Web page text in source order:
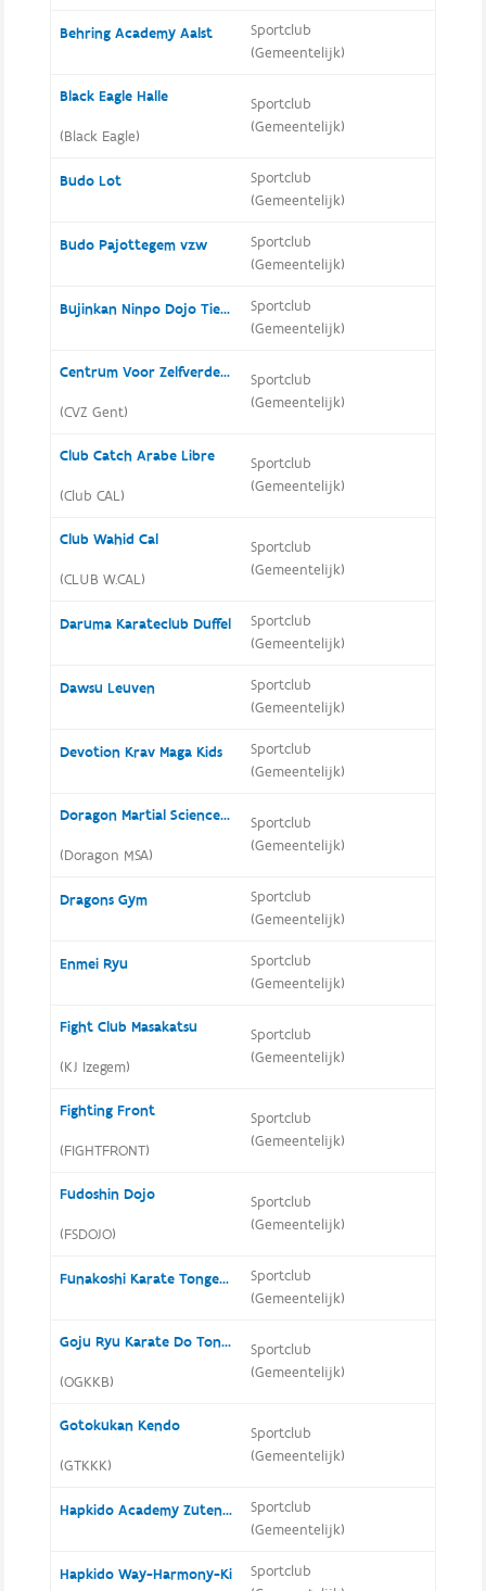
Behring Academy Aalst
Sportclub
(Gemeentelijk)
Black Eagle Halle
(Black Eagle)
Sportclub
(Gemeentelijk)
Budo Lot
Sportclub
(Gemeentelijk)
Budo Pajottegem vzw
Sportclub
(Gemeentelijk)
Bujinkan Ninpo Dojo Tienen
Sportclub
(Gemeentelijk)
Centrum Voor Zelfverdediging Gent (CVZ Gent)
(CVZ Gent)
Sportclub
(Gemeentelijk)
Club Catch Arabe Libre
(Club CAL)
Sportclub
(Gemeentelijk)
Club Wahid Cal
(CLUB W.CAL)
Sportclub
(Gemeentelijk)
Daruma Karateclub Duffel
Sportclub
(Gemeentelijk)
Dawsu Leuven
Sportclub
(Gemeentelijk)
Devotion Krav Maga Kids
Sportclub
(Gemeentelijk)
Doragon Martial Science Academy (Doragon MSA)
(Doragon MSA)
Sportclub
(Gemeentelijk)
Dragons Gym
Sportclub
(Gemeentelijk)
Enmei Ryu
Sportclub
(Gemeentelijk)
Fight Club Masakatsu
(KJ Izegem)
Sportclub
(Gemeentelijk)
Fighting Front
(FIGHTFRONT)
Sportclub
(Gemeentelijk)
Fudoshin Dojo
(FSDOJO)
Sportclub
(Gemeentelijk)
Funakoshi Karate Tongerlo
Sportclub
(Gemeentelijk)
Goju Ryu Karate Do Tongeren
(OGKKB)
Sportclub
(Gemeentelijk)
Gotokukan Kendo
(GTKKK)
Sportclub
(Gemeentelijk)
Hapkido Academy Zutendaal
Sportclub
(Gemeentelijk)
Hapkido Way-Harmony-Ki
Sportclub